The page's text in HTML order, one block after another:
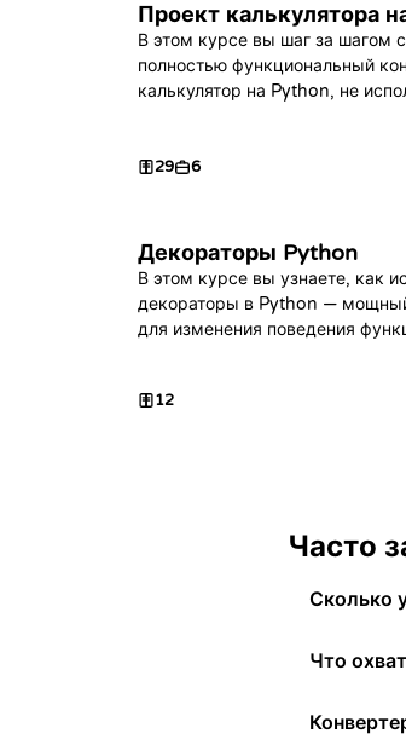
Проект калькулятора
В этом курсе вы шаг за шагом
полностью функциональный
калькулятор на Python, не
29 6
Декораторы Python
В этом курсе вы узнаете, как
декораторы в Python —
для изменения поведения
12
Часто
Сколько
Что